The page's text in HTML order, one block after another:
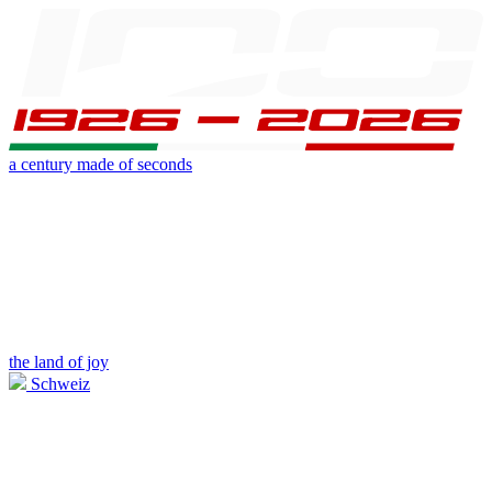
a century made of seconds
the land of joy
Schweiz